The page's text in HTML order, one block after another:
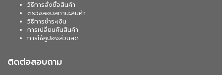
วิธีการสั่งซื้อสินค้า
ตรวจสอบสถานะสินค้า
วิธีการชำระเงิน
การเปลี่ยนคืนสินค้า
การใช้คูปองส่วนลด
ติดต่อสอบถาม